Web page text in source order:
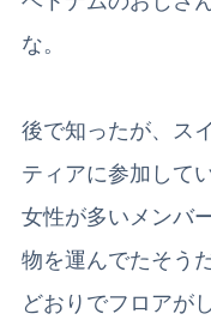
な。
後で知ったが、ス
ティアに参加して
女性が多いメンバ
物を運んでたそうだ
どおりでフロアが